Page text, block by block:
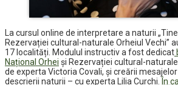
La cursul online de interpretare a naturii
Rezervației cultural-naturale Orheiul Vechi”
17 localități. Modulul instructiv a fost dedicat
Național Orhei și Rezervației cultural-
de experta Victoria Covali, și creării
descrierii naturii – cu experta Lilia Curchi.
În